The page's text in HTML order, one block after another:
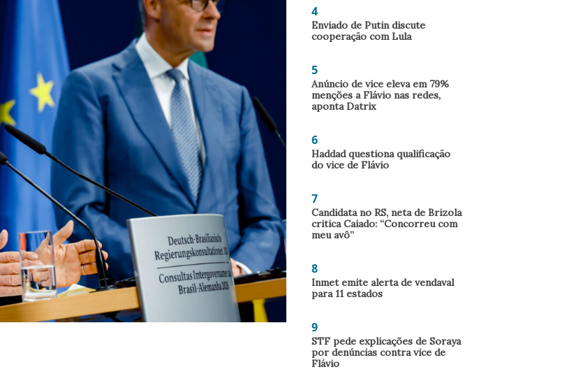
4
Enviado de Putin discute
cooperação com Lula
5
Anúncio de vice eleva em 79%
menções a Flávio nas redes,
aponta Datrix
6
Haddad questiona qualificação
do vice de Flávio
7
Candidata no RS, neta de Brizola
critica Caiado: “Concorreu com
meu avô”
8
Inmet emite alerta de vendaval
para 11 estados
9
STF pede explicações de Soraya
por denúncias contra vice de
Flávio